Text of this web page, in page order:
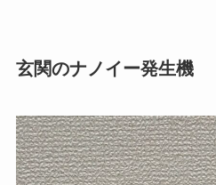
玄関のナノイー発生機